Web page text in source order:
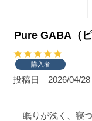
Pure GABA（
購入者
投稿日 2026/04/28
眠りが浅く、寝